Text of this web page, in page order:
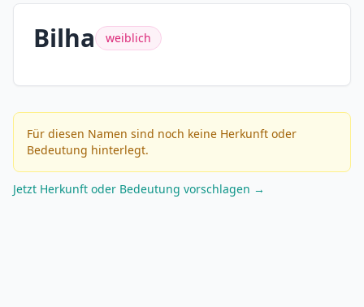
Bilha weiblich
Für diesen Namen sind noch keine Herkunft oder
Bedeutung hinterlegt.
Jetzt Herkunft oder Bedeutung vorschlagen →